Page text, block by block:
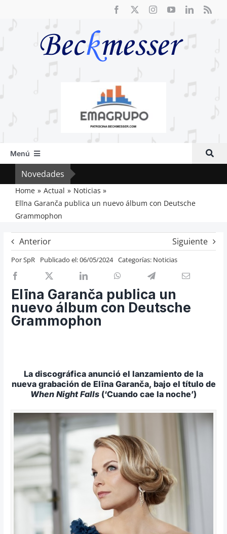
Menú
Inicio
Actual
Artículos
Previos de ópera
Entrevistas
Recomendación
Cosas de Beckmesser
Nosotros y privacidad
Buscar:
Novedades
Home Actual
Noticias
Elīna Garanča publica un nuevo álbum con Deutsche
Grammophon
Anterior Siguiente
PorSpR Publicado el: 06/05/2024 Categorías: Noticias
Elīna Garanča publica un
nuevo álbum con Deutsche
Grammophon
La discográfica anunció el lanzamiento de la
nueva grabación de Elīna Garanča, bajo el título de
When Night Falls (‘Cuando cae la noche’)